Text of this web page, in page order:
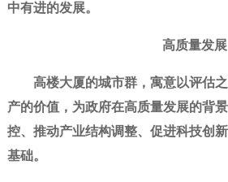
中有进的发展。
高质量发展
高楼大厦的城市群， 寓意以评估之
产的价值，为政府在高质量发展的背
控、推动产业结构调整、促进科技创
基础。